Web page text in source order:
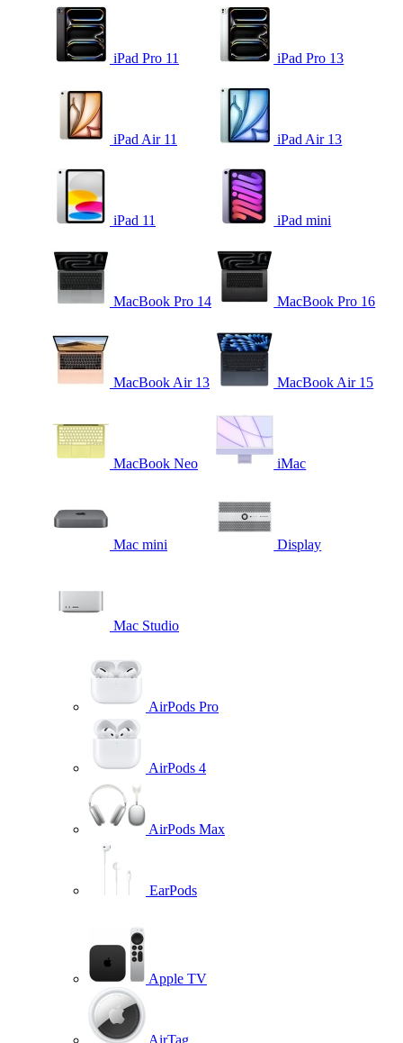
iPad Pro 11 iPad Pro 13
iPad Air 11 iPad Air 13
iPad 11 iPad mini
MacBook Pro 14 MacBook Pro 16
MacBook Air 13 MacBook Air 15
MacBook Neo iMac
Mac mini Display
Mac Studio
AirPods Pro
AirPods 4
AirPods Max
EarPods
Apple TV